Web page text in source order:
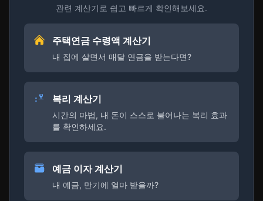
관련 계산기로 쉽고 빠르게 확인해보세요.
주택연금 수령액 계산기
내 집에 살면서 매달 연금을 받는다면?
복리 계산기
시간의 마법, 내 돈이 스스로 불어나는 복리 효과
를 확인하세요.
예금 이자 계산기
내 예금, 만기에 얼마 받을까?